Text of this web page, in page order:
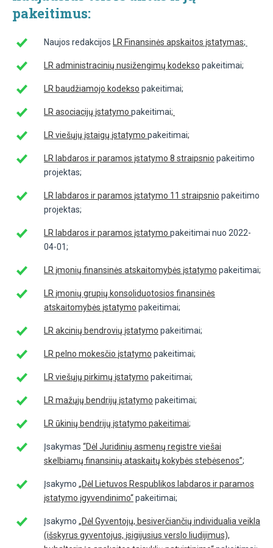
pakeitimus:
Naujos redakcijos LR Finansinės apskaitos įstatymas;
LR administracinių nusižengimų kodekso pakeitimai;
LR baudžiamojo kodekso pakeitimai;
LR asociacijų įstatymo pakeitimai;
LR viešųjų įstaigų įstatymo pakeitimai;
LR labdaros ir paramos įstatymo 8 straipsnio pakeitimo
projektas;
LR labdaros ir paramos įstatymo 11 straipsnio pakeitimo
projektas;
LR labdaros ir paramos įstatymo pakeitimai nuo 2022-
04-01;
LR įmonių finansinės atskaitomybės įstatymo pakeitimai;
LR įmonių grupių konsoliduotosios finansinės
atskaitomybės įstatymo pakeitimai;
LR akcinių bendrovių įstatymo pakeitimai;
LR pelno mokesčio įstatymo pakeitimai;
LR viešųjų pirkimų įstatymo pakeitimai;
LR mažųjų bendrijų įstatymo pakeitimai;
LR ūkinių bendrijų įstatymo pakeitimai;
Įsakymas “Dėl Juridinių asmenų registre viešai
skelbiamų finansinių ataskaitų kokybės stebėsenos”;
Įsakymo „Dėl Lietuvos Respublikos labdaros ir paramos
įstatymo įgyvendinimo“pakeitimai;
Įsakymo „Dėl Gyventojų, besiverčiančių individualia veikla
(išskyrus gyventojus, įsigijusius verslo liudijimus),